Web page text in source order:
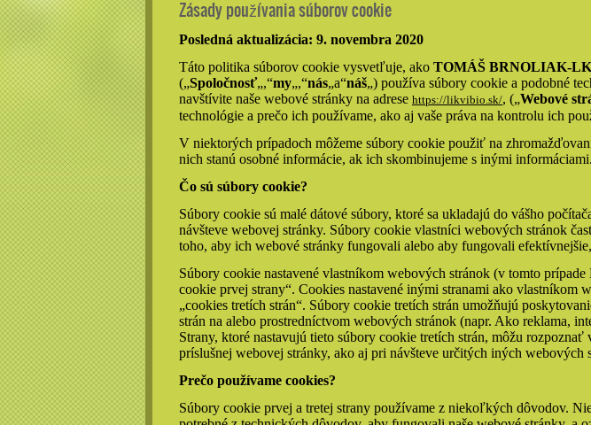
Zásady používania súborov cookie
Posledná aktualizácia: 9. novembra 2020
Táto politika súborov cookie vysvetľuje, ako TOMÁŠ BRNOLIAK-
(„Spoločnosť„,“my„,“nás„a“náš„) používa súbory cookie a podobné
navštívite naše webové stránky na adrese https://likvibio.sk/, („Webové
technológie a prečo ich používame, ako aj vaše práva na kontrolu ich
V niektorých prípadoch môžeme súbory cookie použiť na
nich stanú osobné informácie, ak ich skombinujeme s inými informáciami.
Čo sú súbory cookie?
Súbory cookie sú malé dátové súbory, ktoré sa ukladajú do vášho
návšteve webovej stránky. Súbory cookie vlastníci webových stránok
toho, aby ich webové stránky fungovali alebo aby fungovali
Súbory cookie nastavené vlastníkom webových stránok (v tomto
cookie prvej strany“. Cookies nastavené inými stranami ako vlastníkom
„cookies tretích strán“. Súbory cookie tretích strán umožňujú
strán na alebo prostredníctvom webových stránok (napr. Ako reklama,
Strany, ktoré nastavujú tieto súbory cookie tretích strán, môžu rozpoznať
príslušnej webovej stránky, ako aj pri návšteve určitých iných webových
Prečo používame cookies?
Súbory cookie prvej a tretej strany používame z niekoľkých dôvodov.